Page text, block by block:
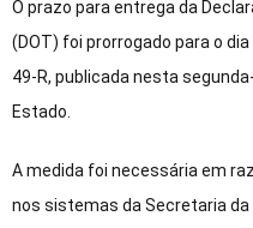
O prazo para entrega da
(DOT) foi prorrogado para o
49-R, publicada nesta
Estado.
A medida foi necessária em
nos sistemas da Secretaria da